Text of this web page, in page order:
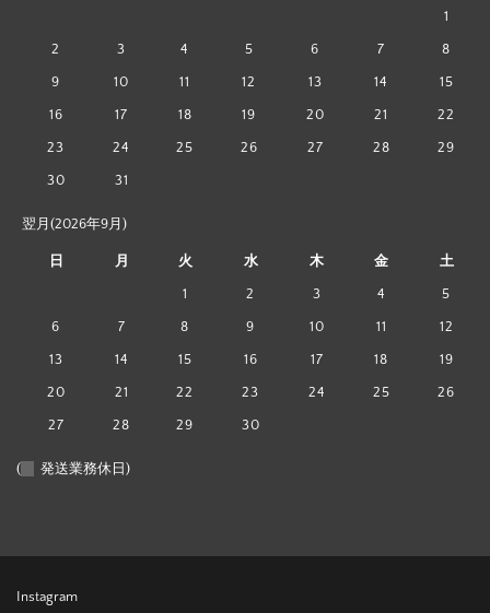
1
2 3 4 5 6 7 8
9 10 11 12 13 14 15
16 17 18 19 20 21 22
23 24 25 26 27 28 29
30 31
翌月(2026年9月)
日 月 火 水 木 金 土
1 2 3 4 5
6 7 8 9 10 11 12
13 14 15 16 17 18 19
20 21 22 23 24 25 26
27 28 29 30
( 発送業務休日)
Instagram